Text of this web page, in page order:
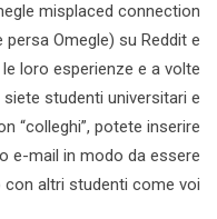
misplaced connection
Omegle) su Reddit e
loro esperienze e a volte
studenti universitari e
“colleghi”, potete inserire
e-mail in modo da essere
altri studenti come voi.